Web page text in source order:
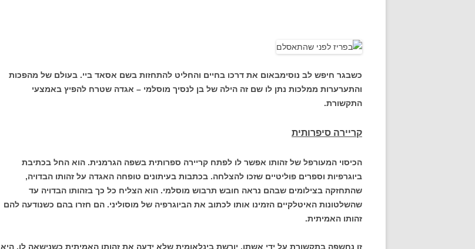
כשבגר חיפש לב נוסימבאום את דרכו בחיים והחליט להתחזות בשם אסאד ביי. בעולם של מהפכות
והתערערות ממלכות נתן לו שם זה הילה של בן לנסיך מוסלמי – אגדה שטרח להפיץ באמצעי
התקשורת.
קריירה סיפרותית
הכיסוי המעורפל של זהותו אפשר לו לפתח קריירה ספרותית בשפה הגרמנית. הוא החל בכתיבת
ביוגרפיות וספרים פוליטיים שזכו להצלחה. בכתבות בעיתונים טופחה האגדה על זהותו הבדויה,
שהתחזקה בצילומים שבהם נראה חובש תרבוש מוסלמי. הוא הצליח כל כך בזהותו הבדויה עד
שהשלטונות האיטלקיים הזמינו אותו לכתוב את הביוגרפיה של מוסוליני. הם חזרו בהם כשנודעה להם
זהותו האמיתית.
זו נחשפה בתקשורת על ידי אשתו, יורשת בינלאומית שלא ידעה את זהותו האמיתית כשנישאה לו. היא